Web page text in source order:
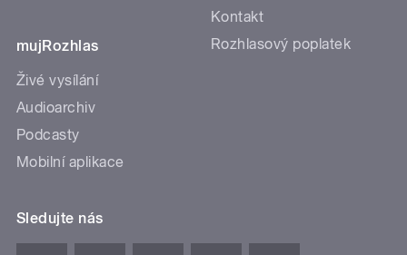
mujRozhlas
Živé vysílání
Audioarchiv
Podcasty
Mobilní aplikace
Kontakt
Rozhlasový poplatek
Sledujte nás